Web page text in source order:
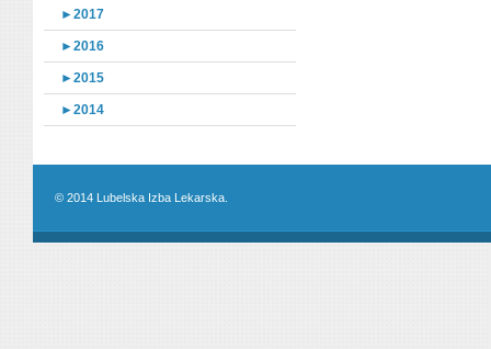
►2017
►2016
►2015
►2014
© 2014 Lubelska Izba Lekarska.